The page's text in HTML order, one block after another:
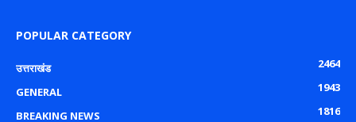
POPULAR CATEGORY
उत्तराखंड
2464
GENERAL
1943
BREAKING NEWS
1816